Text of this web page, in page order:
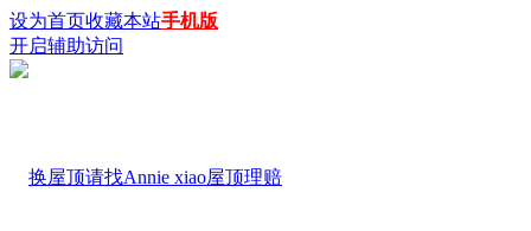
设为首页收藏本站手机版
开启辅助访问